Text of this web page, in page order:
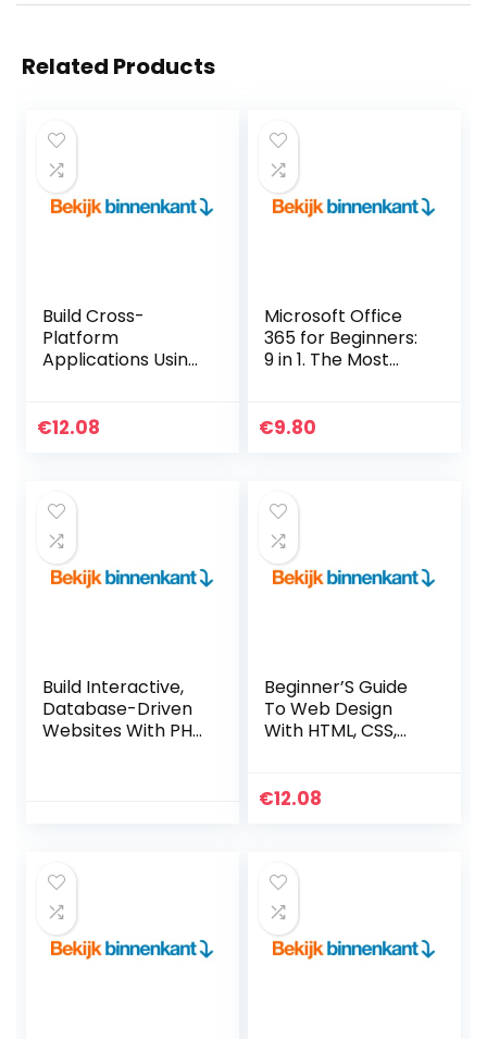
Related Products
Build Cross-
Platform
Applications Using
React Native &
€12.08
Microsoft Office
365 for Beginners:
9 in 1. The Most
Pro in No Time
… OneDrive, and
Teams (English
Edition) Kindle-
editie
€9.80
Build Interactive,
Database-Driven
Websites With PHP
Beginner’S Guide
To Web Design
With HTML, CSS,
Edition) Kindle-
€12.08